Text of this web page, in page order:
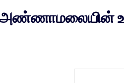
அண்ணாமலையின்